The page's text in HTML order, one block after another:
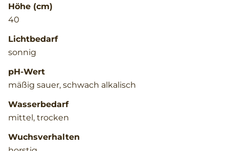
Höhe (cm)
40
Lichtbedarf
sonnig
pH-Wert
mäßig sauer, schwach alkalisch
Wasserbedarf
mittel, trocken
Wuchsverhalten